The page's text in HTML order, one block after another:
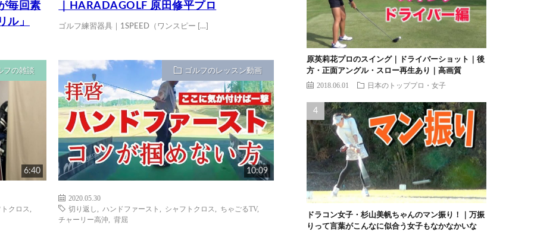
毎回素
ル」
｜HARADAGOLF 原田修平プロ
ゴルフ練習器具｜1SPEED（ワンスピー […]
フの雑談
6:40
クロス
ゴルフのレッスン動画
10:09
2020.05.30
切り返し
ハンドファースト シャフトクロス ちゃごるTV,
チャーリー高沖
,背屈
原英莉花プロのスイング｜ドライバーショット｜後
方・正面アングル・スロー再生あり｜高画質
2018.06.01 日本のトッププロ・女子
ドラコン女子・杉山美帆ちゃんのマン振り！｜万振
りって言葉がこんなに似合う女子もなかなかいな